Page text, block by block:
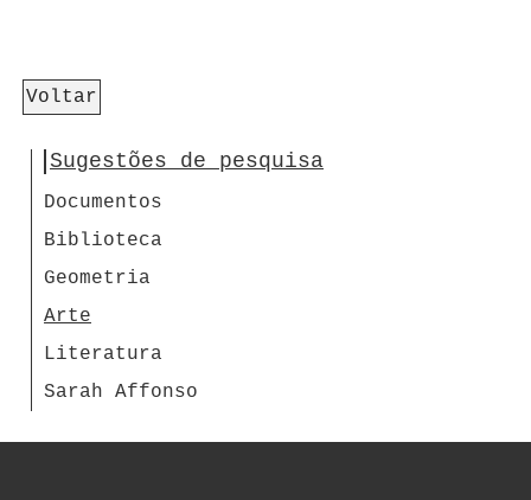
Voltar
Sugestões de pesquisa
Documentos
Biblioteca
Geometria
Arte
Literatura
Sarah Affonso